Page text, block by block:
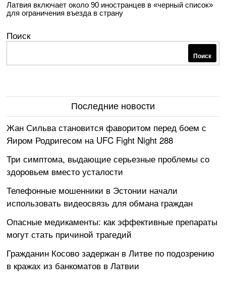
Латвия включает около 90 иностранцев в «черный список»
для ограничения въезда в страну
Поиск
Поиск
Последние новости
Жан Сильва становится фаворитом перед боем с
Яиром Родригесом на UFC Fight Night 288
Три симптома, выдающие серьезные проблемы со
здоровьем вместо усталости
Телефонные мошенники в Эстонии начали
использовать видеосвязь для обмана граждан
Опасные медикаменты: как эффективные препараты
могут стать причиной трагедий
Гражданин Косово задержан в Литве по подозрению
в кражах из банкоматов в Латвии